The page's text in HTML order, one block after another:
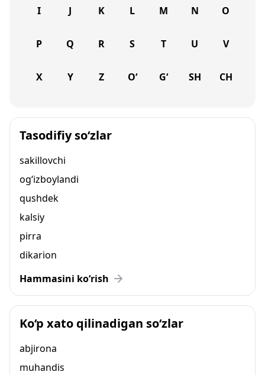
I J K L M N O
P Q R S T U V
X Y Z O‘ G‘ SH CH
Tasodifiy so‘zlar
sakillovchi
og‘izboylandi
qushdek
kalsiy
pirra
dikarion
Hammasini ko‘rish
Ko‘p xato qilinadigan so‘zlar
abjirona
muhandis